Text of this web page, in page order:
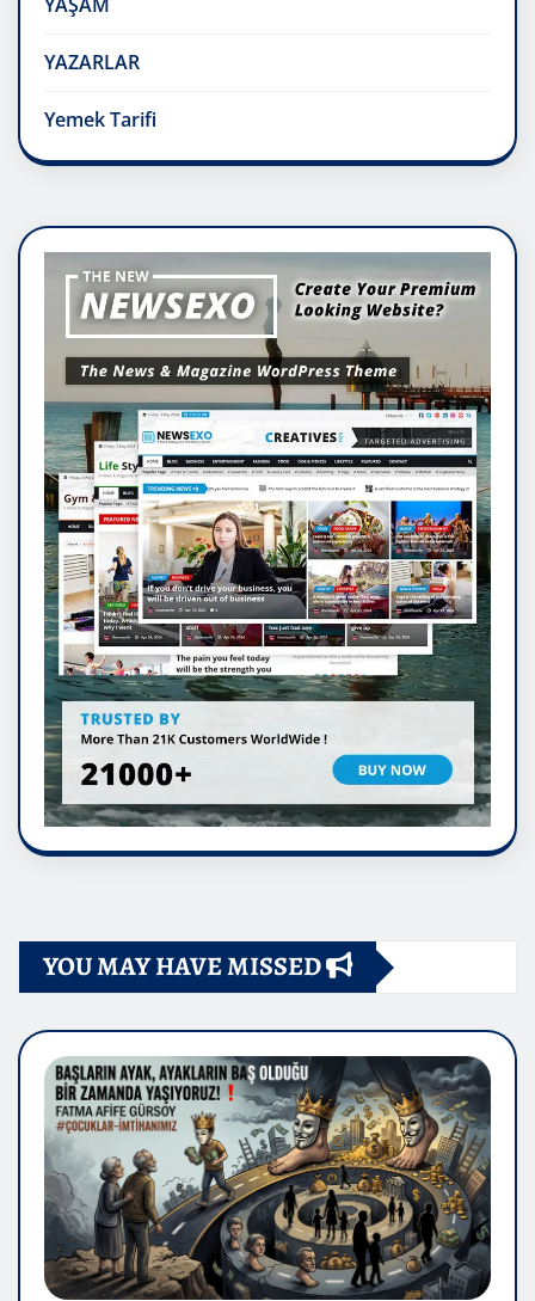
YAZARLAR
Yemek Tarifi
YOU MAY HAVE MISSED